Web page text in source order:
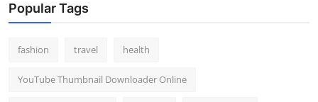
Popular Tags
fashion travel health
YouTube Thumbnail Downloader Online